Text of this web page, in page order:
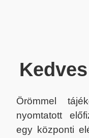
Örömmel
nyomtatott
egy központi